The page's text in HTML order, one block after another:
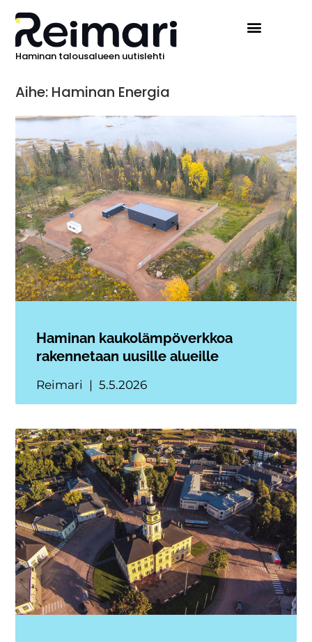
Haminan talousalueen uutislehti
Aihe: Haminan Energia
Haminan kaukolämpöverkkoa
rakennetaan uusille alueille
Reimari 5.5.2026